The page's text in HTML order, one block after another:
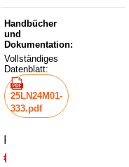
Handbücher
und
Dokumentation:
Vollständiges
Datenblatt:
25LN24M01-
333.pdf
Preis:
€20.55